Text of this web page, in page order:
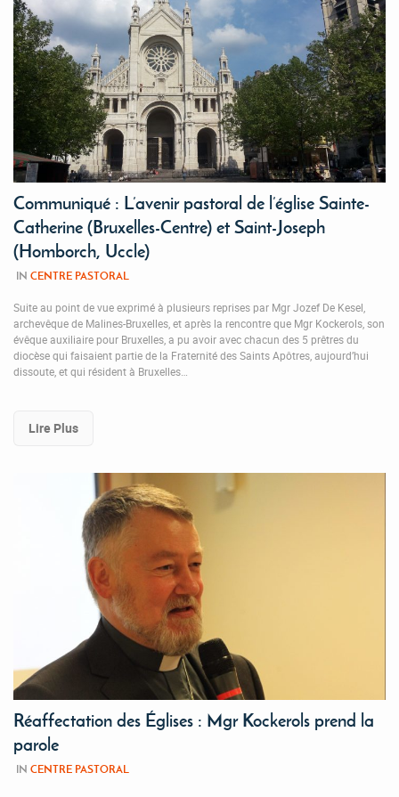
Communiqué : L’avenir pastoral de l’église Sainte-
Catherine (Bruxelles-Centre) et Saint-Joseph
(Homborch, Uccle)
IN CENTRE PASTORAL
Suite au point de vue exprimé à plusieurs reprises par Mgr Jozef De Kesel,
archevêque de Malines-Bruxelles, et après la rencontre que Mgr Kockerols, son
évêque auxiliaire pour Bruxelles, a pu avoir avec chacun des 5 prêtres du
diocèse qui faisaient partie de la Fraternité des Saints Apôtres, aujourd’hui
dissoute, et qui résident à Bruxelles…
Lire Plus
Réaffectation des Églises : Mgr Kockerols prend la
parole
IN CENTRE PASTORAL